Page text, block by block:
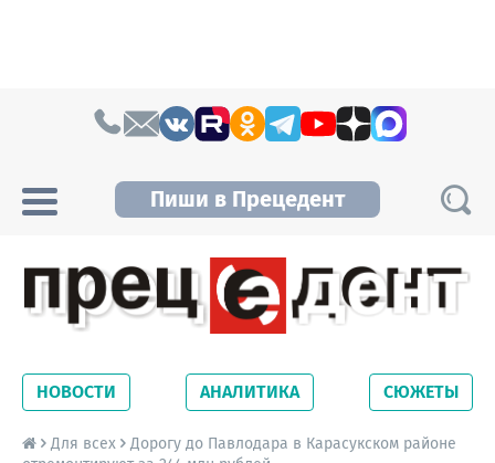
Пиши в Прецедент
Новосибирской области. Читайте свежие
новости на сайте сетевого издания
Precedent.
НОВОСТИ АНАЛИТИКА СЮЖЕТЫ
Для всех
Дорогу до Павлодара в Карасукском районе